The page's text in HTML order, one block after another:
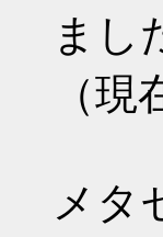
まし
（
メタ